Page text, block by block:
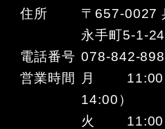
住所
〒657-0027
永手町5-1-
電話番号 078-842-
営業時間
月 11:00 -
14:00）
火 11:00 -